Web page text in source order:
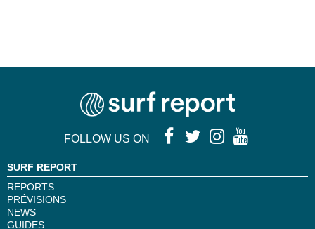
FOLLOW US ON
SURF REPORT
REPORTS
PRÉVISIONS
NEWS
GUIDES